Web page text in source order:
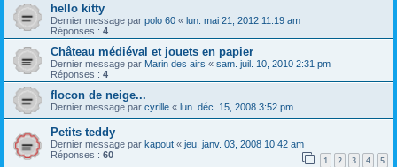
hello kitty
Dernier message par polo 60 « lun. mai 21, 2012 11:19 am
Réponses : 4
Château médiéval et jouets en papier
Dernier message par Marin des airs « sam. juil. 10, 2010 2:31 pm
Réponses : 4
flocon de neige...
Dernier message par cyrille « lun. déc. 15, 2008 3:52 pm
Petits teddy
Dernier message par kapout « jeu. janv. 03, 2008 10:42 am
Réponses : 60 1 2 3 4 5